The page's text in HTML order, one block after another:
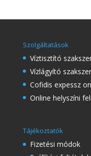
Szolgáltatások
Víztisztító
Vízlágyító
Cofidis expessz
Online helyszíni
Tájékoztatók
Fizetési módok